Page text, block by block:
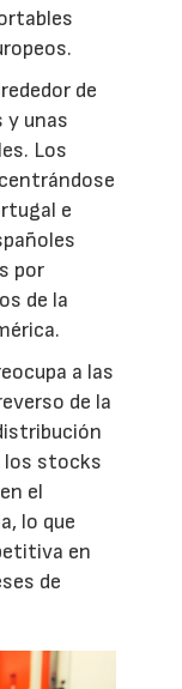
de
y unas
Los
e
por
de la
a las
de la
los stocks
el
lo que
en
de